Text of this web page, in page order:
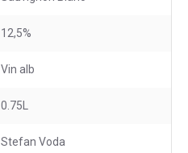
12,5%
Vin alb
0.75L
Stefan Voda